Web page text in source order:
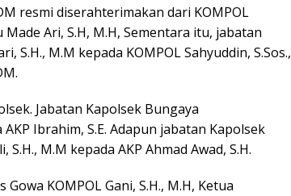
resmi diserahterimakan dari KOMPOL
Made Ari, S.H, M.H, Sementara itu, jabatan
S.H., M.M kepada KOMPOL Sahyuddin, S.Sos.,
Jabatan Kapolsek Bungaya
Ibrahim, S.E. Adapun jabatan Kapolsek
M.M kepada AKP Ahmad Awad, S.H.
KOMPOL Gani, S.H., M.H, Ketua